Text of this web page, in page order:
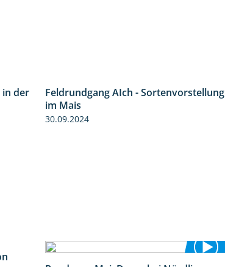
in der
Feldrundgang AIch - Sortenvorstellung
im Mais
30.09.2024